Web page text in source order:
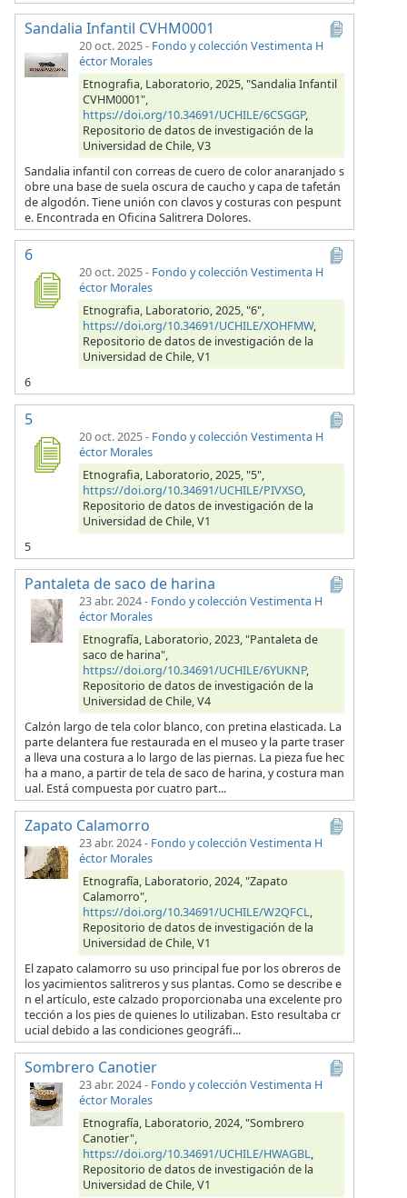
Sandalia Infantil CVHM0001
20 oct. 2025- Fondo y colección Vestimenta H
éctor Morales
Etnografia, Laboratorio, 2025, "Sandalia Infantil
CVHM0001",
https://doi.org/10.34691/UCHILE/6CSGGP,
Repositorio de datos de investigación de la
Universidad de Chile, V3
Sandalia infantil con correas de cuero de color anaranjado s
obre una base de suela oscura de caucho y capa de tafetán
de algodón. Tiene unión con clavos y costuras con pespunt
e. Encontrada en Oficina Salitrera Dolores.
6
20 oct. 2025- Fondo y colección Vestimenta H
éctor Morales
Etnografia, Laboratorio, 2025, "6",
https://doi.org/10.34691/UCHILE/XOHFMW,
Repositorio de datos de investigación de la
Universidad de Chile, V1
6
5
20 oct. 2025- Fondo y colección Vestimenta H
éctor Morales
Etnografia, Laboratorio, 2025, "5",
https://doi.org/10.34691/UCHILE/PIVXSO,
Repositorio de datos de investigación de la
Universidad de Chile, V1
5
Pantaleta de saco de harina
23 abr. 2024- Fondo y colección Vestimenta H
éctor Morales
Etnografía, Laboratorio, 2023, "Pantaleta de
saco de harina",
https://doi.org/10.34691/UCHILE/6YUKNP,
Repositorio de datos de investigación de la
Universidad de Chile, V4
Calzón largo de tela color blanco, con pretina elasticada. La
parte delantera fue restaurada en el museo y la parte traser
a lleva una costura a lo largo de las piernas. La pieza fue hec
ha a mano, a partir de tela de saco de harina, y costura man
ual. Está compuesta por cuatro part...
Zapato Calamorro
23 abr. 2024- Fondo y colección Vestimenta H
éctor Morales
Etnografía, Laboratorio, 2024, "Zapato
Calamorro",
https://doi.org/10.34691/UCHILE/W2QFCL,
Repositorio de datos de investigación de la
Universidad de Chile, V1
El zapato calamorro su uso principal fue por los obreros de
los yacimientos salitreros y sus plantas. Como se describe e
n el artículo, este calzado proporcionaba una excelente pro
tección a los pies de quienes lo utilizaban. Esto resultaba cr
ucial debido a las condiciones geográfi...
Sombrero Canotier
23 abr. 2024- Fondo y colección Vestimenta H
éctor Morales
Etnografía, Laboratorio, 2024, "Sombrero
Canotier",
https://doi.org/10.34691/UCHILE/HWAGBL,
Repositorio de datos de investigación de la
Universidad de Chile, V1